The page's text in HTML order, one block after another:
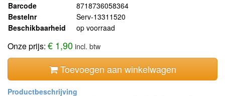
Barcode
8718736058364
Bestelnr
Serv-13311520
Beschikbaarheid
op voorraad
Onze prijs: € 1,90incl. btw
Toevoegen aan winkelwagen